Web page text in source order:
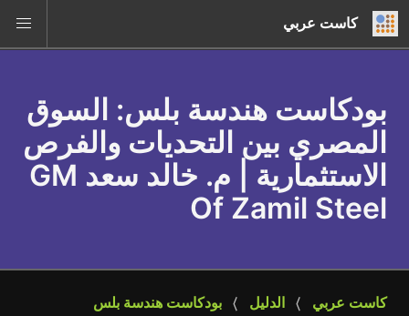
كاست عربي
بودكاست هندسة بلس: السوق
المصري بين التحديات والفرص
الاستثمارية | م. خالد سعد GM
Of Zamil Steel
كاست عربي الدليل
بودكاست هندسة بلس